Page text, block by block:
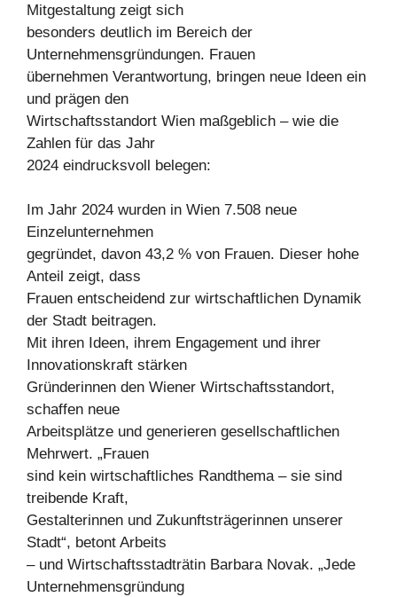
Mitgestaltung zeigt sich
besonders deutlich im Bereich der
Unternehmensgründungen. Frauen
übernehmen Verantwortung, bringen neue Ideen ein
und prägen den
Wirtschaftsstandort Wien maßgeblich – wie die
Zahlen für das Jahr
2024 eindrucksvoll belegen:
Im Jahr 2024 wurden in Wien 7.508 neue
Einzelunternehmen
gegründet, davon 43,2 % von Frauen. Dieser hohe
Anteil zeigt, dass
Frauen entscheidend zur wirtschaftlichen Dynamik
der Stadt beitragen.
Mit ihren Ideen, ihrem Engagement und ihrer
Innovationskraft stärken
Gründerinnen den Wiener Wirtschaftsstandort,
schaffen neue
Arbeitsplätze und generieren gesellschaftlichen
Mehrwert. „Frauen
sind kein wirtschaftliches Randthema – sie sind
treibende Kraft,
Gestalterinnen und Zukunftsträgerinnen unserer
Stadt“, betont Arbeits
– und Wirtschaftsstadträtin Barbara Novak. „Jede
Unternehmensgründung